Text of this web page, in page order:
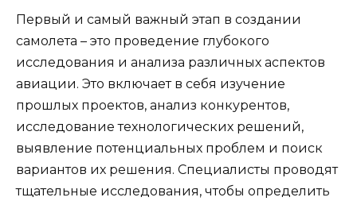
Первый и самый важный этап в создании
самолета – это проведение глубокого
исследования и анализа различных аспектов
авиации. Это включает в себя изучение
прошлых проектов, анализ конкурентов,
исследование технологических решений,
выявление потенциальных проблем и поиск
вариантов их решения. Специалисты проводят
тщательные исследования, чтобы определить